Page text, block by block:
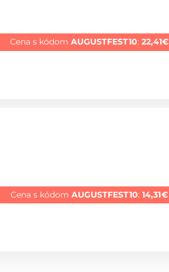
Cena s kódom AUGUSTFEST10: 22,41€
Cena s kódomAUGUSTFEST10:14,31€